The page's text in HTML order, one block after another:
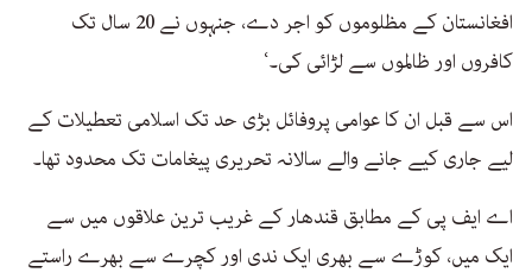
افغانستان کے مظلوموں کو اجر دے، جنہوں نے 20 سال تک
کافروں اور ظالموں سے لڑائی کی۔‘
اس سے قبل ان کا عوامی پروفائل بڑی حد تک اسلامی تعطیلات کے
لیے جاری کیے جانے والے سالانہ تحریری پیغامات تک محدود تھا۔
اے ایف پی کے مطابق قندھار کے غریب ترین علاقوں میں سے
ایک میں، کوڑے سے بھری ایک ندی اور کچرے سے بھرے راستے